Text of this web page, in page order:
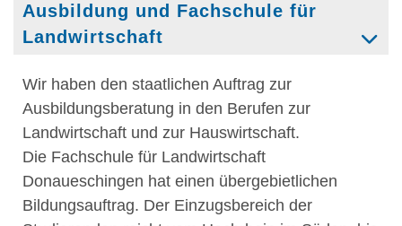
Ausbildung und Fachschule für
Landwirtschaft
Wir haben den staatlichen Auftrag zur
Ausbildungsberatung in den Berufen zur
Landwirtschaft und zur Hauswirtschaft.
Die Fachschule für Landwirtschaft
Donaueschingen hat einen übergebietlichen
Bildungsauftrag. Der Einzugsbereich der